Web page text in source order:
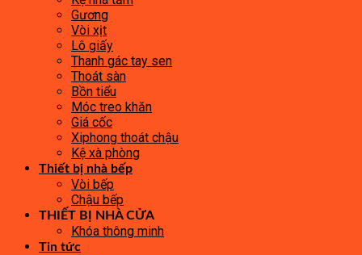
Gương
Vòi xịt
Lô giấy
Thanh gác tay sen
Thoát sàn
Bồn tiểu
Móc treo khăn
Giá cốc
Xiphong thoát chậu
Kệ xà phòng
Thiết bị nhà bếp
Vòi bếp
Chậu bếp
THIẾT BỊ NHÀ CỬA
Khóa thông minh
Tin tức